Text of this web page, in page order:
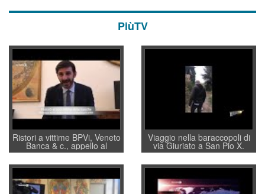
PiùTV
Ristori a vittime BPVi, Veneto
Banca & c., appello al
sottosegretario Alessio
Villarosa: per mettere ordine
convochi con Di Maio CNCU
a supporto della cabina di
regia al Mef
Viaggio nella baraccopoli di
via Giuriato a San Pio X.
Vicenza ai Vicentini: “faremo
un regalo di Natale ai
residenti”